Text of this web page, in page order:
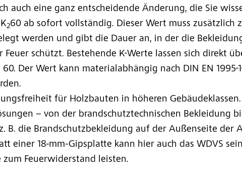
auch eine ganz entscheidende Änderung, die Sie
260 ab sofort vollständig. Dieser Wert muss zusätzlich
werden und gibt die Dauer an, in der die
schützt. Bestehende K-Werte lassen sich direkt
Der Wert kann materialabhängig nach DIN EN 1995-
für Holzbauten in höheren
– von der brandschutztechnischen Bekleidung
B. die Brandschutzbekleidung auf der Außenseite der
einer 18-mm-Gipsplatte kann hier auch das WDVS
Feuerwiderstand leisten.